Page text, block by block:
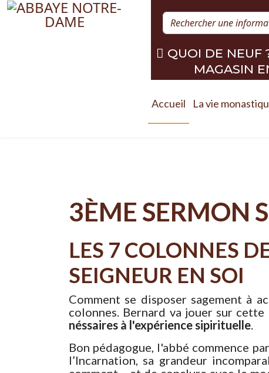
QUOI DE NEUF
MAGASIN
Accueil La vie
3ÈME SERMON
LES 7 COLONNES
SEIGNEUR EN SOI
Comment se disposer sagement à
colonnes. Bernard va jouer sur
néssaires à l'expérience sipirituelle.
Bon pédagogue, l'abbé commence
l’Incarnation, sa grandeur